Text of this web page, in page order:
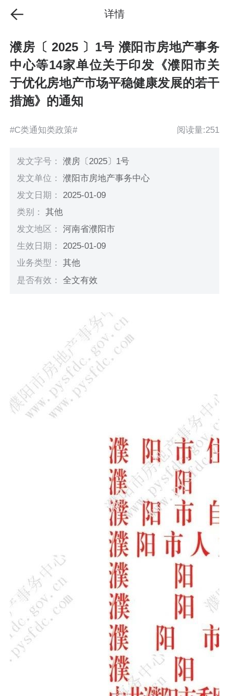
详情
濮房〔 2025 〕1号 濮阳市房地产事务
中心等14家单位关于印发《濮阳市关
于优化房地产市场平稳健康发展的若干
措施》的通知
#C类通知类政策# 阅读量:251
发文字号：濮房〔2025〕1号
发文单位：濮阳市房地产事务中心
发文日期： 2025-01-09
类别：其他
发文地区：河南省濮阳市
生效日期： 2025-01-09
业务类型：其他
是否有效：全文有效